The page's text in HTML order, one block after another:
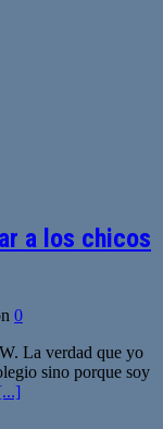
a los chicos
0
La verdad que yo
sino porque soy